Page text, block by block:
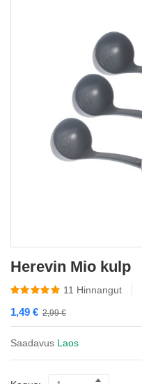
Herevin Mio kulp
11 Hinnangut
2,99€
1,49 €
Saadavus Laos